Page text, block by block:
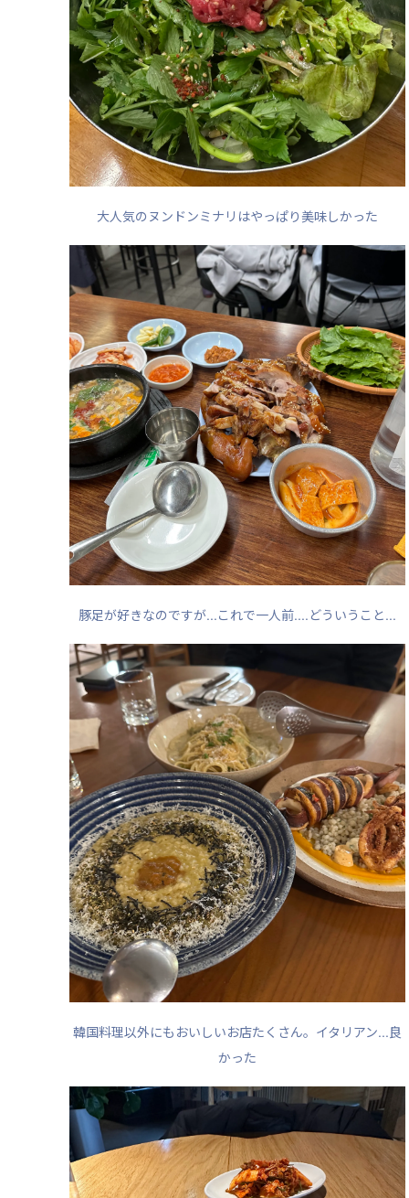
大人気のヌンドンミナリはやっぱり美味しかった
豚足が好きなのですが...これで一人前....どういうこと...
韓国料理以外にもおいしいお店たくさん。イタリアン...良
かった